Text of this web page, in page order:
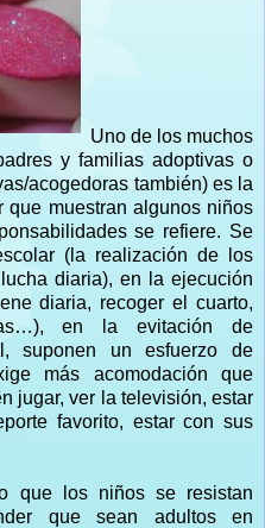
Uno de los muchos
y familias adoptivas o
acogedoras también) es la
que muestran algunos niños
se refiere. Se
(la realización de los
diaria), en la ejecución
diaria, recoger el cuarto,
en la evitación de
suponen un esfuerzo de
más acomodación que
jugar, ver la televisión, estar
favorito, estar con sus
que los niños se resistan
que sean adultos en